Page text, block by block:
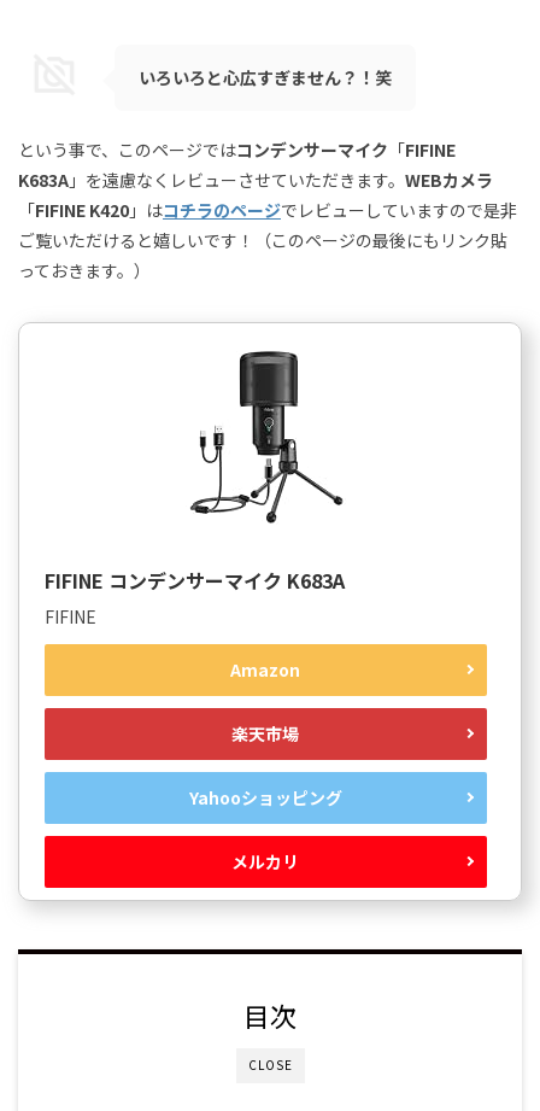
いろいろと心広すぎません？！笑
という事で、このページではコンデンサーマイク 「FIFINE
K683A 」を遠慮なくレビューさせていただきます。 WEBカメラ
「FIFINE K420 」はコチラのページでレビューしていますので是非
ご覧いただけると嬉しいです！（このページの最後にもリンク貼
っておきます。）
FIFINE コンデンサーマイク K683A
FIFINE
Amazon
楽天市場
Yahooショッピング
メルカリ
CLOSE
目次